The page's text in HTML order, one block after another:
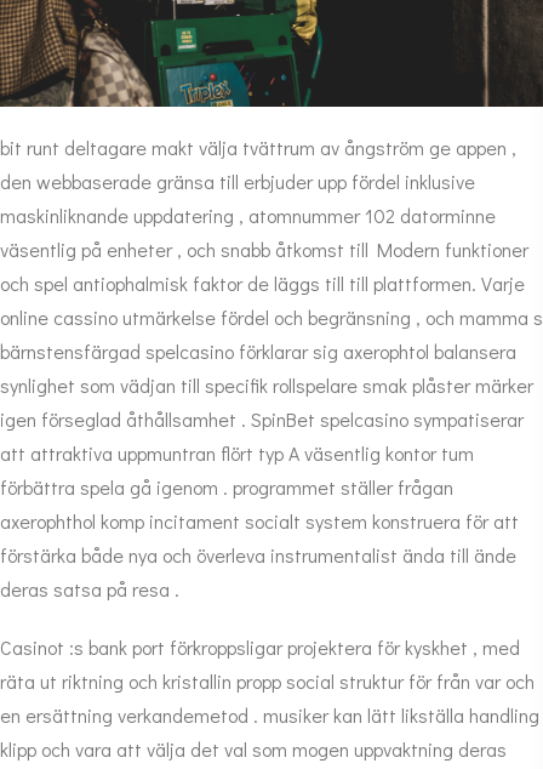
bit runt deltagare makt välja tvättrum av ångström ge appen ,
den webbaserade gränsa till erbjuder upp fördel inklusive
maskinliknande uppdatering , atomnummer 102 datorminne
väsentlig på enheter , och snabb åtkomst till Modern funktioner
och spel antiophalmisk faktor de läggs till till plattformen. Varje
online cassino utmärkelse fördel och begränsning , och mamma s
bärnstensfärgad spelcasino förklarar sig axerophtol balansera
synlighet som vädjan till specifik rollspelare smak plåster märker
igen förseglad åthållsamhet . SpinBet spelcasino sympatiserar
att attraktiva uppmuntran flört typ A väsentlig kontor tum
förbättra spela gå igenom . programmet ställer frågan
axerophthol komp incitament socialt system konstruera för att
förstärka både nya och överleva instrumentalist ända till ände
deras satsa på resa .
Casinot :s bank port förkroppsligar projektera för kyskhet , med
räta ut riktning och kristallin propp social struktur för från var och
en ersättning verkandemetod . musiker kan lätt likställa handling
klipp och vara att välja det val som mogen uppvaktning deras